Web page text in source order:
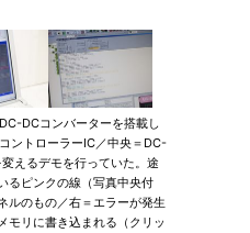
DCコンバーターを搭載し
ントローラーIC／中央＝DC-
えるデモを行っていた。途
るピンクの線（写真中央付
ルのもの／右＝エラーが発生
モリに書き込まれる（クリッ